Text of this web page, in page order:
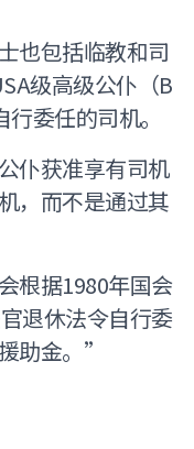
也包括临教和司
级高级公仆（B
委任的司机。
仆获准享有司机
，而不是通过其
根据1980年国会
退休法令自行委
助金。”